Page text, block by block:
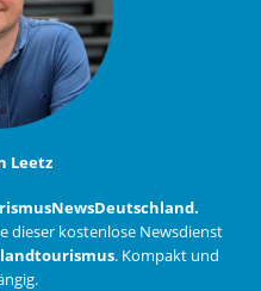
Leetz
dieser kostenlose Newsdienst
. Kompakt und